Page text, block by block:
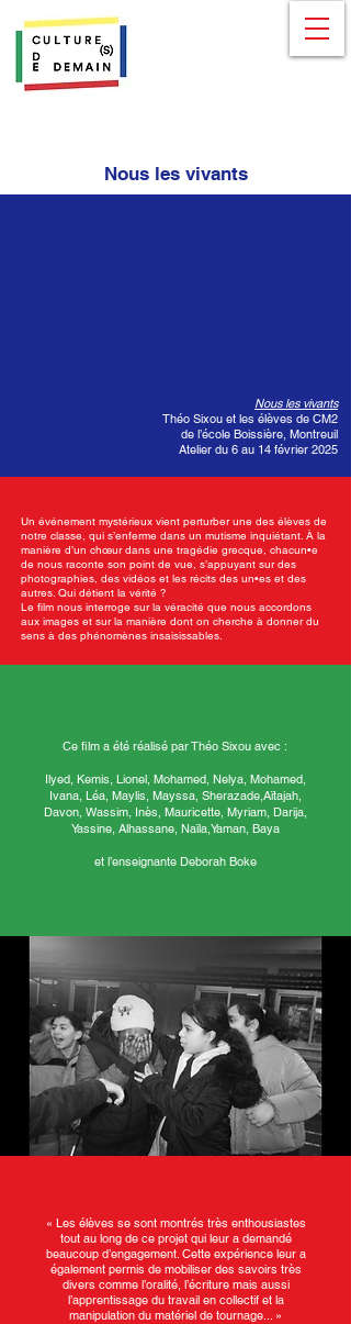
Nous les vivants
Nous les vivants
Théo Sixou et les élèves de CM2
de l’école Boissière, Montreuil
Atelier du 6 au 14 février 2025
Un événement mystérieux vient perturber une des élèves de
notre classe, qui s’enferme dans un mutisme inquiétant. À la
manière d’un chœur dans une tragédie grecque, chacun•e
de nous raconte son point de vue, s’appuyant sur des
photographies, des vidéos et les récits des un•es et des
autres. Qui détient la vérité ?
Le film nous interroge sur la véracité que nous accordons
aux images et sur la manière dont on cherche à donner du
sens à des phénomènes insaisissables.
Ce film a été réalisé par Théo Sixou avec :
Ilyed, Kemis, Lionel, Mohamed, Nelya, Mohamed,
Ivana, Léa, Maylis, Mayssa, Sherazade,Aïtajah,
Davon, Wassim, Inès, Mauricette, Myriam, Darija,
Yassine, Alhassane, Naïla,Yaman, Baya
et l’enseignante Deborah Boke
« Les élèves se sont montrés très enthousiastes
tout au long de ce projet qui leur a demandé
beaucoup d’engagement. Cette expérience leur a
également permis de mobiliser des savoirs très
divers comme l’oralité, l’écriture mais aussi
l’apprentissage du travail en collectif et la
manipulation du matériel de tournage... »